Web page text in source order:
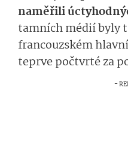
naměřili
tamních médií byly
francouzském
teprve počtvrté za